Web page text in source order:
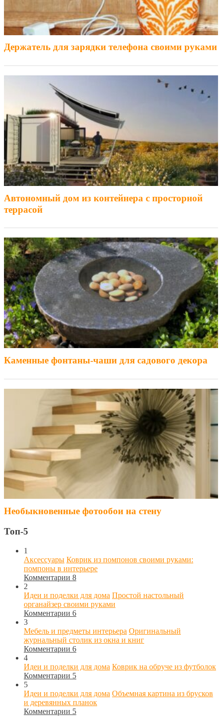
Держатель для зарядки телефона своими руками
Автономный дом из контейнера с просторной
террасой
Каменные фонтаны-чаши для садового декора
Необыкновенные фотообои на стену
Топ-5
1
Аксессуары Коврик из помпонов своими руками:
помпоны в интерьере
Комментарии 8
2
Идеи и поделки для дома Простой настольный
органайзер своими руками
Комментарии 6
3
Мебель и предметы интерьера Оригинальный
журнальный столик из окна и книг
Комментарии 6
4
Идеи и поделки для дома Коврик на обруче из футболок
Комментарии 5
5
Идеи и поделки для дома Объемная картина из брусков
и деревянных планок
Комментарии 5